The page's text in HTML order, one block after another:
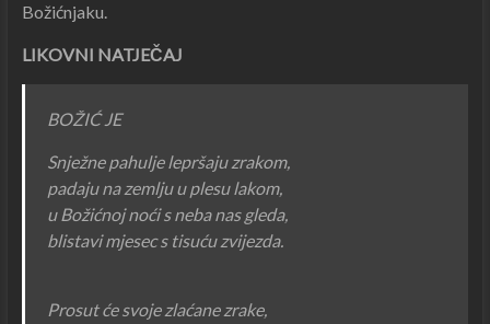
Božićnjaku.
LIKOVNI NATJEČAJ
BOŽIĆ JE
Snježne pahulje lepršaju zrakom,
padaju na zemlju u plesu lakom,
u Božićnoj noći s neba nas gleda,
blistavi mjesec s tisuću zvijezda.
Prosut će svoje zlaćane zrake,